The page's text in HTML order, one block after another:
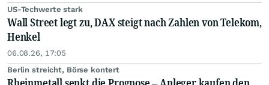
US-Techwerte stark
Wall Street legt zu, DAX steigt nach Zahlen von Telekom,
Henkel
06.08.26, 17:05
Berlin streicht, Börse kontert